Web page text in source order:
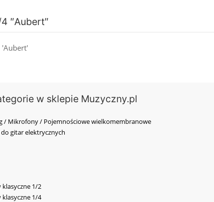
″Aubert″
'Aubert'
w sklepie Muzyczny.pl
/ Mikrofony / Pojemnościowe wielkomembranowe
gitar elektrycznych
1/2
1/4